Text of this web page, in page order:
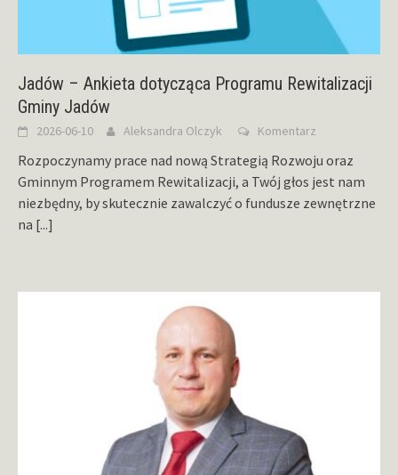
Jadów – Ankieta dotycząca Programu Rewitalizacji
Gminy Jadów
2026-06-10 Aleksandra Olczyk Komentarz
Rozpoczynamy prace nad nową Strategią Rozwoju oraz
Gminnym Programem Rewitalizacji, a Twój głos jest nam
niezbędny, by skutecznie zawalczyć o fundusze zewnętrzne
na [...]